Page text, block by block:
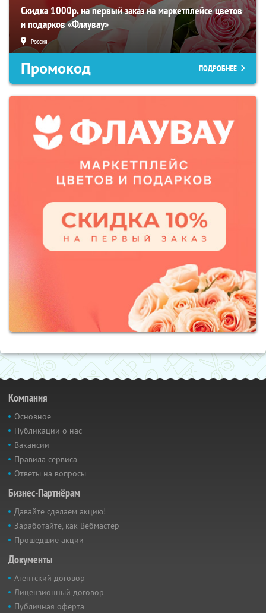
Скидка 1000р. на первый заказ на маркетплейсе цветов
и подарков «Флаувау»
Россия
Промокод ПОДРОБНЕЕ
Компания
Основное
Публикации о нас
Вакансии
Правила сервиса
Ответы на вопросы
Бизнес-Партнёрам
Давайте сделаем акцию!
Заработайте, как Вебмастер
Прошедшие акции
Документы
Агентский договор
Лицензионный договор
Публичная оферта